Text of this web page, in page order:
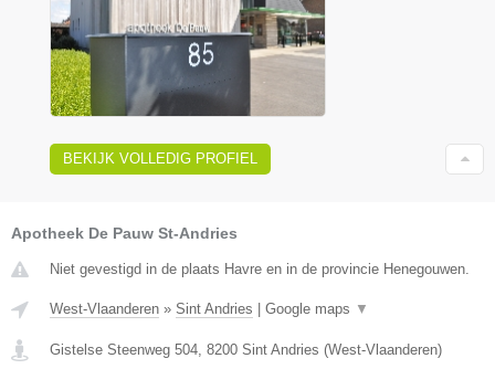
BEKIJK VOLLEDIG PROFIEL
Apotheek De Pauw St-Andries
Niet gevestigd in de plaats Havre en in de provincie Henegouwen.
West-Vlaanderen » Sint Andries | Google maps ▼
Gistelse Steenweg 504 8200 Sint Andries (West-Vlaanderen)